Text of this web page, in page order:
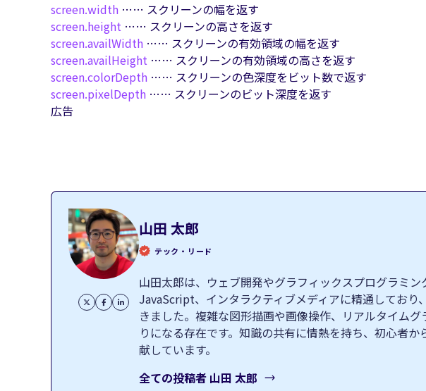
screen.width …… スクリーンの幅を返す
screen.height …… スクリーンの高さを返す
screen.availWidth …… スクリーンの有効領域の幅を返す
screen.availHeight …… スクリーンの有効領域の高さを返す
screen.colorDepth …… スクリーンの色深度をビット数で返す
screen.pixelDepth …… スクリーンのビット深度を返す
広告
山田 太郎
テック・リード
山田太郎は、ウェブ開発やグラフィックスプログラミ
JavaScript、インタラクティブメディアに精通してお
きました。複雑な図形描画や画像操作、リアルタイム
りになる存在です。知識の共有に情熱を持ち、初心者
献しています。
全ての投稿者 山田 太郎